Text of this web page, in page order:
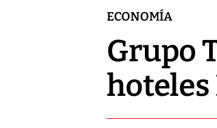
ECONOMÍA
Grupo